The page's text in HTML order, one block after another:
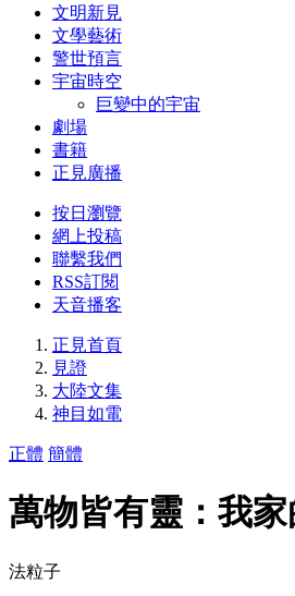
文明新見
文學藝術
警世預言
宇宙時空
巨變中的宇宙
劇場
書籍
正見廣播
按日瀏覽
網上投稿
聯繫我們
RSS訂閱
天音播客
正見首頁
見證
大陸文集
神目如電
正體 簡體
萬物皆有靈：我
法粒子